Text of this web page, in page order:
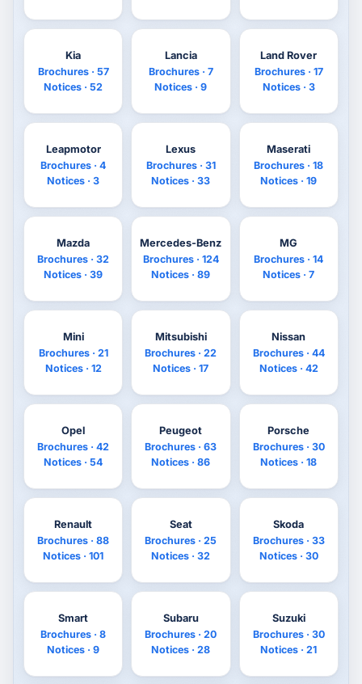
Kia
Brochures · 57
Notices · 52
Lancia
Brochures · 7
Notices · 9
Land Rover
Brochures · 17
Notices · 3
Leapmotor
Brochures · 4
Notices · 3
Lexus
Brochures · 31
Notices · 33
Maserati
Brochures · 18
Notices · 19
Mazda
Brochures · 32
Notices · 39
Mercedes-Benz
Brochures · 124
Notices · 89
MG
Brochures · 14
Notices · 7
Mini
Brochures · 21
Notices · 12
Mitsubishi
Brochures · 22
Notices · 17
Nissan
Brochures · 44
Notices · 42
Opel
Brochures · 42
Notices · 54
Peugeot
Brochures · 63
Notices · 86
Porsche
Brochures · 30
Notices · 18
Renault
Brochures · 88
Notices · 101
Seat
Brochures · 25
Notices · 32
Skoda
Brochures · 33
Notices · 30
Smart
Brochures · 8
Notices · 9
Subaru
Brochures · 20
Notices · 28
Suzuki
Brochures · 30
Notices · 21